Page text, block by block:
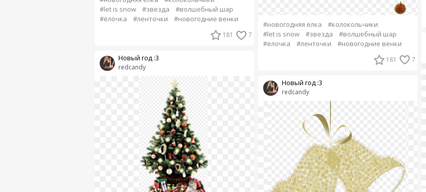
#let is snow
#звезда
#волшебный шар
#ёлочка
#ленточки #новогодние венки
181 7
redcandy
Новый год :3
#новогодняя ёлка
#колокольчики
#let is snow
#звезда
#волшебный шар
#ёлочка
#ленточки #новогодние венки
181 7
redcandy
Новый год :3